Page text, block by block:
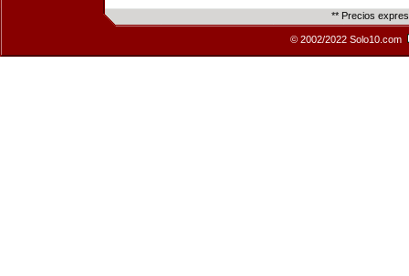
** Precios
© 2002/2022 Solo10.com